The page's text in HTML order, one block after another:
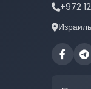
+972
Израиль